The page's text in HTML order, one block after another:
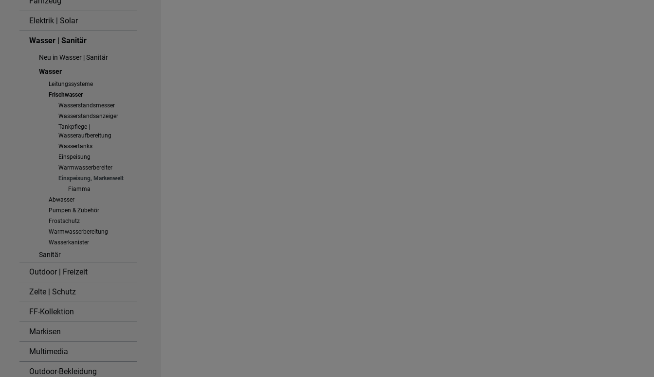
Elektrik | Solar
Wasser | Sanitär
Neu in Wasser | Sanitär
Wasser
Leitungssysteme
Frischwasser
Wasserstandsmesser
Wasserstandsanzeiger
Tankpflege |
Wasseraufbereitung
Wassertanks
Einspeisung
Warmwasserbereiter
Einspeisung, Markenwelt
Fiamma
Abwasser
Pumpen & Zubehör
Frostschutz
Warmwasserbereitung
Wasserkanister
Sanitär
Outdoor | Freizeit
Zelte | Schutz
FF-Kollektion
Markisen
Multimedia
Outdoor-Bekleidung